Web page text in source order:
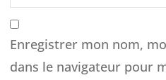
Enregistrer mon nom,
dans le navigateur pour